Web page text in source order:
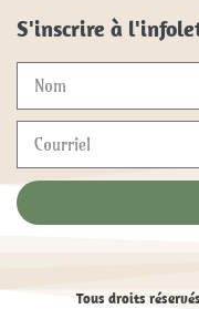
S'inscrire à
Tous droits